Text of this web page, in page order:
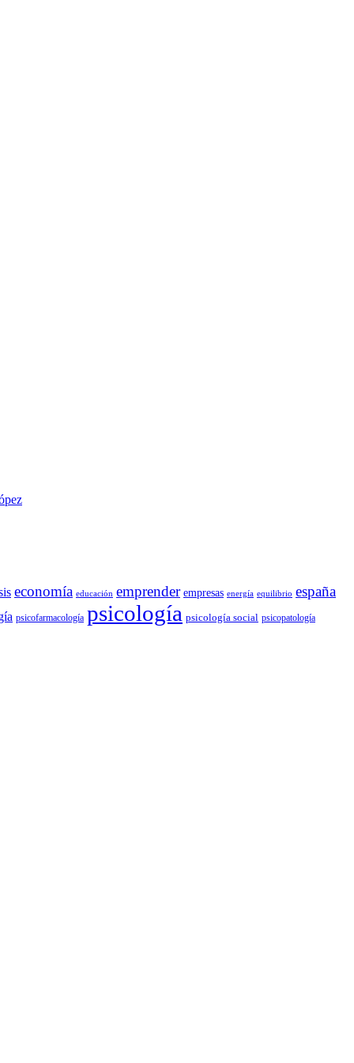
economía educación emprender empresas energía equilibrio españa
psicofarmacología psicología psicología social psicopatología